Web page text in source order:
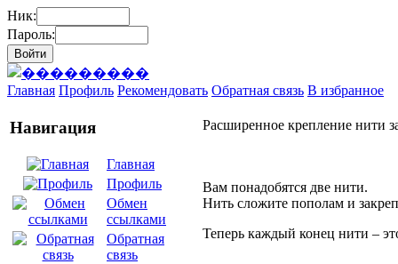
Ник:
Пароль:
Главная Профиль Рекомендовать Обратная связь В избранное
Навигация
Главная
Профиль
Обмен
ссылками
Обратная
связь
Расширенное крепление нити
Вам понадобятся две нити.
Нить сложите пополам и
Теперь каждый конец нити –